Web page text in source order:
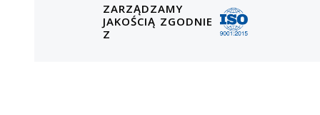
ZARZĄDZAMY
JAKOŚCIĄ ZGODNIE
Z